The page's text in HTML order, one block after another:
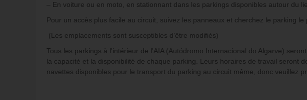
– En voiture ou en moto, en stationnant dans les parkings disponibles autour du
Pour un accès plus facile au circuit, suivez les panneaux et cherchez le parking le
(Les emplacements sont susceptibles d’être modifiés)
Tous les parkings à l'intérieur de l'AIA (Autódromo Internacional do Algarve)
la capacité et la disponibilité de chaque parking. Leurs horaires de travail seront
navettes disponibles pour le transport du parking au circuit même, donc veuillez